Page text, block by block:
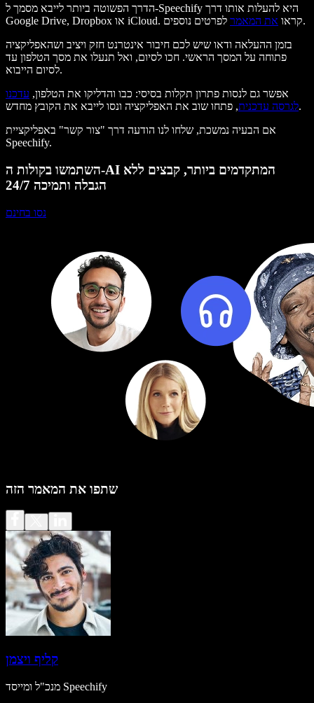
הדרך הפשוטה ביותר לייבא מסמך ל-Speechify היא להעלות אותו דרך
Google Drive, Dropbox או iCloud. קראו את המאמר
לפרטים נוספים.
בזמן ההעלאה ודאו שיש לכם חיבור אינטרנט חזק ויציב ושהאפליקציה
פתוחה על המסך הראשי. חכו לסיום, ואל תנעלו את מסך הטלפון עד
לסיום הייבוא.
אפשר גם לנסות פתרון תקלות בסיסי: כבו והדליקו את הטלפון, עדכנו
לגרסה עדכנית, פתחו שוב את האפליקציה ונסו לייבא את הקובץ מחדש.
אם הבעיה נמשכת, שלחו לנו הודעה דרך "צור קשר" באפליקציית
Speechify.
השתמשו בקולות ה-AI המתקדמים ביותר, קבצים ללא
הגבלה ותמיכה 24/7
נסו בחינם
שתפו את המאמר הזה
קליף ויצמן
מנכ"ל ומייסד Speechify